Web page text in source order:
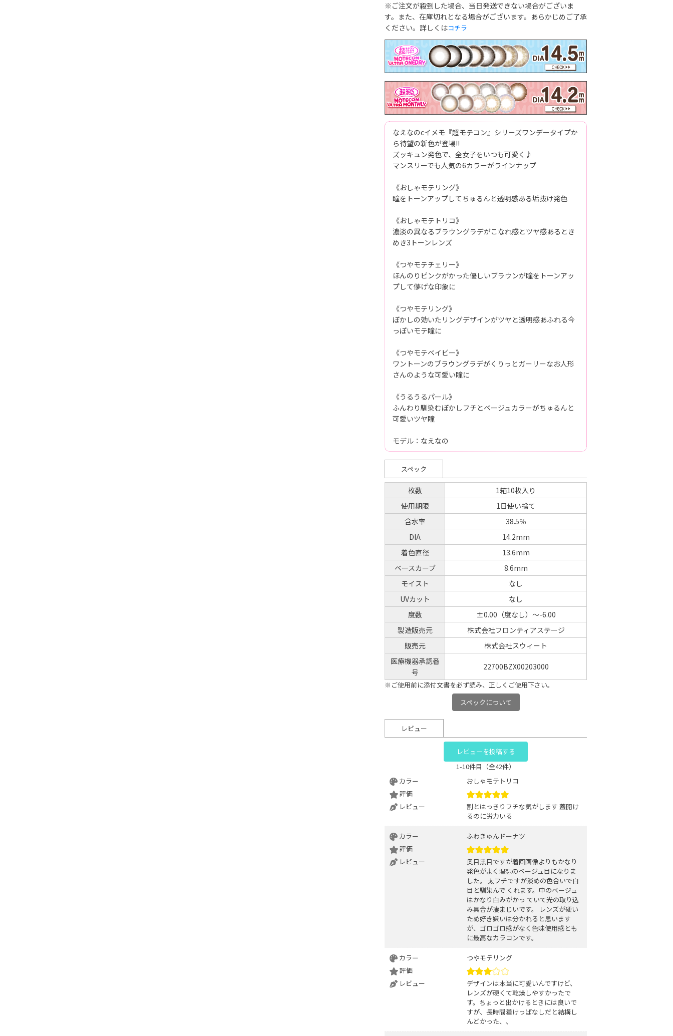
※ご注文が殺到した場合、当日発送できない場合がございま
す。また、在庫切れとなる場合がございます。あらかじめご了承
ください。詳しくはコチラ
なえなのcイメモ『超モテコン』シリーズワンデータイプか
ら待望の新色が登場!!
ズッキュン発色で、全女子をいつも可愛く♪
マンスリーでも人気の6カラーがラインナップ
《おしゃモテリング》
瞳をトーンアップしてちゅるんと透明感ある垢抜け発色
《おしゃモテトリコ》
濃淡の異なるブラウングラデがこなれ感とツヤ感あるとき
めき3トーンレンズ
《つやモテチェリー》
ほんのりピンクがかった優しいブラウンが瞳をトーンアッ
プして儚げな印象に
《つやモテリング》
ぼかしの効いたリングデザインがツヤと透明感あふれる今
っぽいモテ瞳に
《つやモテベイビー》
ワントーンのブラウングラデがくりっとガーリーなお人形
さんのような可愛い瞳に
《うるうるパール》
ふんわり馴染むぼかしフチとベージュカラーがちゅるんと
可愛いツヤ瞳
モデル：なえなの
スペック
枚数
1箱10枚入り
使用期限
1日使い捨て
含水率
38.5％
DIA
14.2mm
着色直径
13.6mm
ベースカーブ
8.6mm
モイスト
なし
UVカット
なし
度数
±0.00（度なし）～-6.00
製造販売元
株式会社フロンティアステージ
販売元
株式会社スウィート
医療機器承認番
号
22700BZX00203000
※ご使用前に添付文書を必ず読み、正しくご使用下さい。
スペックについて
レビュー
レビューを投稿する
1-10件目（全42件）
カラー
おしゃモテトリコ
評価
レビュー
割とはっきりフチな気がします 蓋開け
るのに労力いる
カラー
ふわきゅんドーナツ
評価
レビュー
奥目黒目ですが着画画像よりもかなり
発色がよく理想のベージュ目になりま
した。 太フチですが淡めの色合いで白
目と馴染んで くれます。中のベージュ
はかなり白みがかっ ていて光の取り込
み具合が凄まじいです。 レンズが硬い
ため好き嫌いは分かれると思います
が、ゴロゴロ感がなく色味使用感とも
に最高なカラコンです。
カラー
つやモテリング
評価
レビュー
デザインは本当に可愛いんですけど、
レンズが硬くて乾燥しやすかったで
す。ちょっと出かけるときには良いで
すが、長時間着けっぱなしだと結構し
んどかった、、